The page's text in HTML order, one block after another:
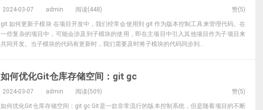
2024-03-07 admin 阅读(448) 赞(5)
git 如何更新子模块 在项目开发中，我们经常会使用到 git 作为版本控制工具来管理代码。在
一些复杂的项目中，可能会涉及到子模块的使用，即在主项目中引入其他项目作为子项目来
共同开发。当子模块的代码有更新时，我们需要及时将子模块的代码同步到...
如何优化Git仓库存储空间：git gc
2024-03-07 admin 阅读(509) 赞(5)
如何优化Git仓库存储空间：git gc Git是一款非常流行的版本控制系统，但是随着项目的不断